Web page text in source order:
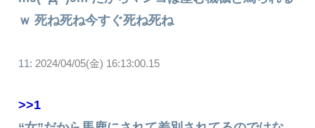
ｗ 死ね死ね今すぐ死ね死ね
11: 2024/04/05(金) 16:13:00.15
>>1